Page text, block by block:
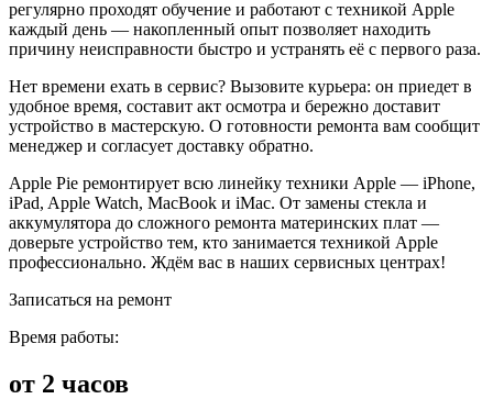
регулярно проходят обучение и работают с техникой Apple
каждый день — накопленный опыт позволяет находить
причину неисправности быстро и устранять её с первого раза.
Нет времени ехать в сервис? Вызовите курьера: он приедет в
удобное время, составит акт осмотра и бережно доставит
устройство в мастерскую. О готовности ремонта вам сообщит
менеджер и согласует доставку обратно.
Apple Pie ремонтирует всю линейку техники Apple — iPhone,
iPad, Apple Watch, MacBook и iMac. От замены стекла и
аккумулятора до сложного ремонта материнских плат —
доверьте устройство тем, кто занимается техникой Apple
профессионально. Ждём вас в наших сервисных центрах!
Записаться на ремонт
Время работы:
от 2 часов